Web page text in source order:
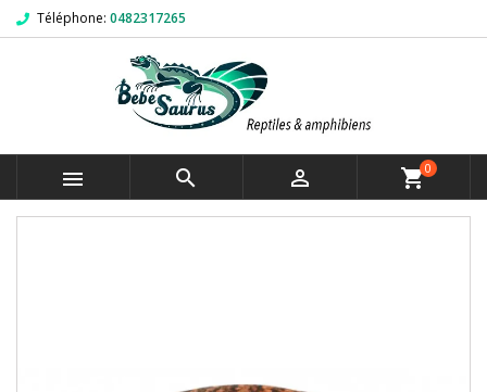
Téléphone: 0482317265
   shopping_cart0